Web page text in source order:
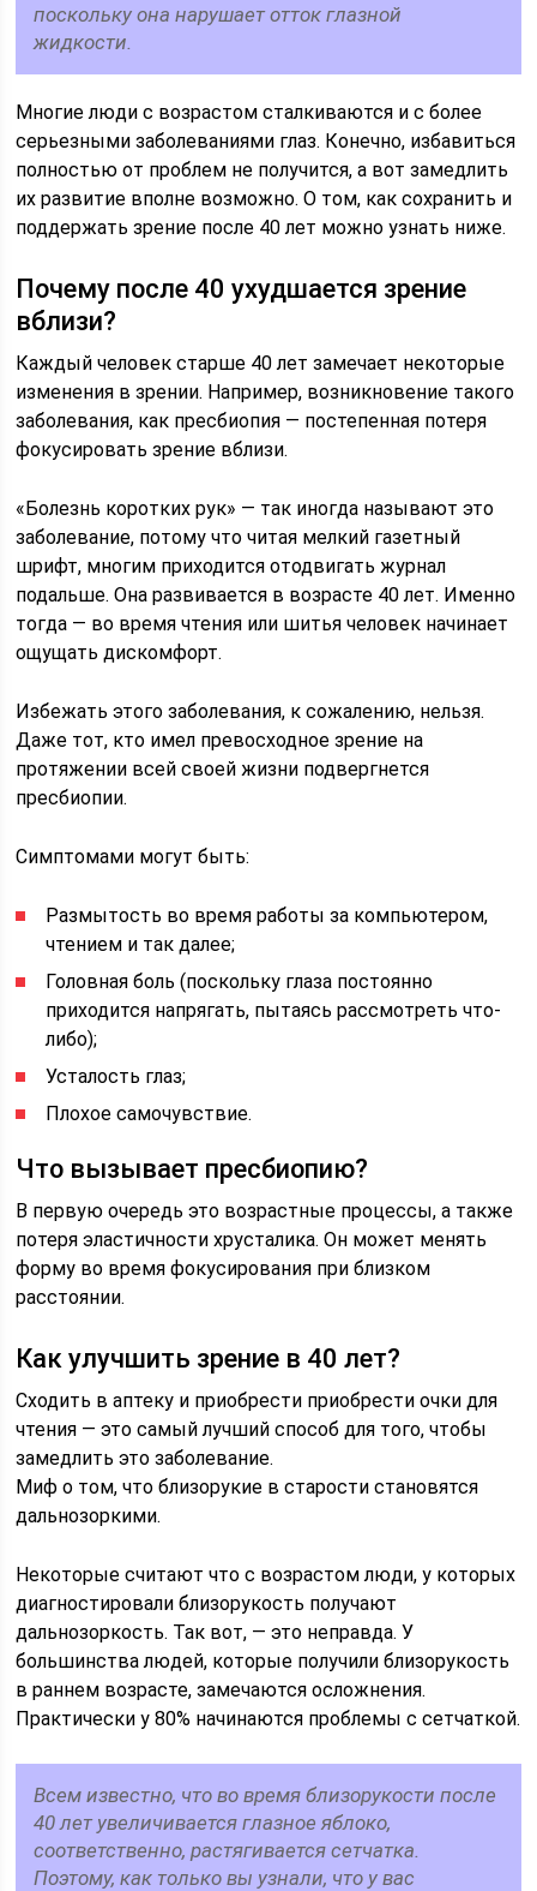
поскольку она нарушает отток глазной
жидкости.
Многие люди с возрастом сталкиваются и с более
серьезными заболеваниями глаз. Конечно, избавиться
полностью от проблем не получится, а вот замедлить
их развитие вполне возможно. О том, как сохранить и
поддержать зрение после 40 лет можно узнать ниже.
Почему после 40 ухудшается зрение
вблизи?
Каждый человек старше 40 лет замечает некоторые
изменения в зрении. Например, возникновение такого
заболевания, как пресбиопия — постепенная потеря
фокусировать зрение вблизи.
«Болезнь коротких рук» — так иногда называют это
заболевание, потому что читая мелкий газетный
шрифт, многим приходится отодвигать журнал
подальше. Она развивается в возрасте 40 лет. Именно
тогда — во время чтения или шитья человек начинает
ощущать дискомфорт.
Избежать этого заболевания, к сожалению, нельзя.
Даже тот, кто имел превосходное зрение на
протяжении всей своей жизни подвергнется
пресбиопии.
Симптомами могут быть:
Размытость во время работы за компьютером,
чтением и так далее;
Головная боль (поскольку глаза постоянно
приходится напрягать, пытаясь рассмотреть что-
либо);
Усталость глаз;
Плохое самочувствие.
Что вызывает пресбиопию?
В первую очередь это возрастные процессы, а также
потеря эластичности хрусталика. Он может менять
форму во время фокусирования при близком
расстоянии.
Как улучшить зрение в 40 лет?
Сходить в аптеку и приобрести приобрести очки для
чтения — это самый лучший способ для того, чтобы
замедлить это заболевание.
Миф о том, что близорукие в старости становятся
дальнозоркими.
Некоторые считают что с возрастом люди, у которых
диагностировали близорукость получают
дальнозоркость. Так вот, — это неправда. У
большинства людей, которые получили близорукость
в раннем возрасте, замечаются осложнения.
Практически у 80% начинаются проблемы с сетчаткой.
Всем известно, что во время близорукости после
40 лет увеличивается глазное яблоко,
соответственно, растягивается сетчатка.
Поэтому, как только вы узнали, что у вас